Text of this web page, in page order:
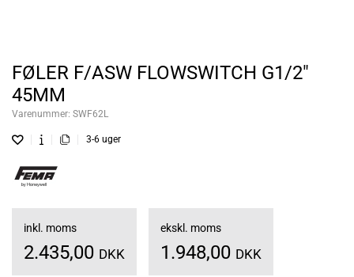
FØLER F/ASW FLOWSWITCH G1/2"
45MM
Varenummer: SWF62L
3-6 uger
inkl. moms
2.435,00 DKK
ekskl. moms
1.948,00 DKK